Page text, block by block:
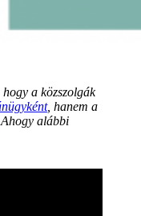
a közszolgák
, hanem a
alábbi